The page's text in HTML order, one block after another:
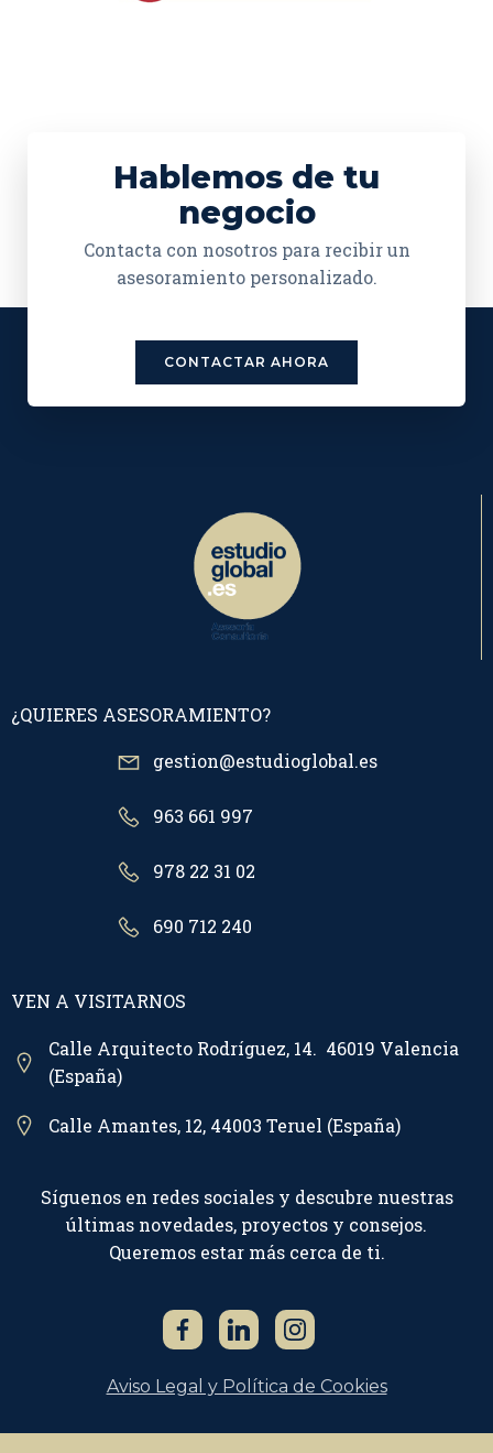
Hablemos de tu
negocio
Contacta con nosotros para recibir un
asesoramiento personalizado.
CONTACTAR AHORA
¿QUIERES ASESORAMIENTO?
gestion@estudioglobal.es
963 661 997
978 22 31 02
690 712 240
VEN A VISITARNOS
Calle Arquitecto Rodríguez, 14. 46019 Valencia
(España)
Calle Amantes, 12, 44003 Teruel (España)
Síguenos en redes sociales y descubre nuestras
últimas novedades, proyectos y consejos.
Queremos estar más cerca de ti.
Aviso Legal y Política de Cookies